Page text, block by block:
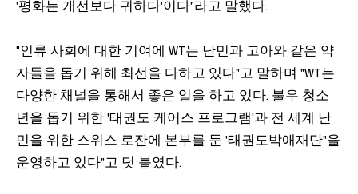
'평화는 개선보다 귀하다'이다"라고 말했다.
"인류 사회에 대한 기여에 WT는 난민과 고아와 같은 약
자들을 돕기 위해 최선을 다하고 있다"고 말하며 "WT는
다양한 채널을 통해서 좋은 일을 하고 있다. 불우 청소
년을 돕기 위한 '태권도 케어스 프로그램'과 전 세계 난
민을 위한 스위스 로잔에 본부를 둔 '태권도박애재단"을
운영하고 있다"고 덧 붙였다.